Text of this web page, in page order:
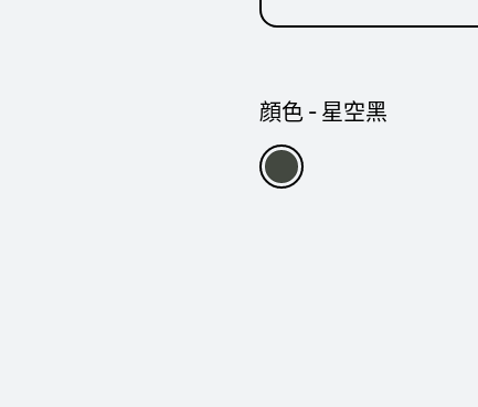
顔色 - 星空黑